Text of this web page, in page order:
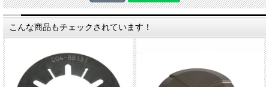
キットには取り付けに必要な全ての部品が付属、クラッチプレートやバスケットを
新たに購入する必要はありません。
モトクロスでは、ライダーがマシンをコントロールするツールとしてクラッチが必
要不可欠です。
スタートのパフォーマンスだけではなく、ジャンプのコントロール、ブレーキン
グ、トラクションのため等ライディングの最中は様々にクラッチが使用されます。
一部のライダーは様々な方法でクラッチを使用し、特にトップレベルのライダーは
こんな商品もチェックされています！